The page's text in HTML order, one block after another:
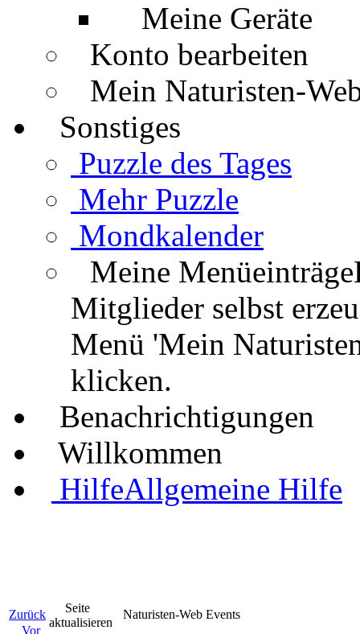
Meine Geräte
Konto bearbeiten
Mein Naturisten-
Sonstiges
Puzzle des Tages
Mehr Puzzle
Mondkalender
Meine Menüeinträge
Mitglieder selbst
Menü 'Mein
klicken.
Benachrichtigungen
Willkommen
HilfeAllgemeine Hilfe
Zurück
Vor
Seite
aktualisieren
Naturisten-Web Events